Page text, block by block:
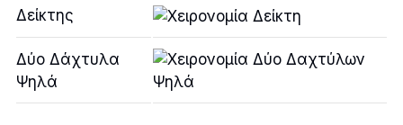
Δείκτης
Δύο Δάχτυλα
Ψηλά